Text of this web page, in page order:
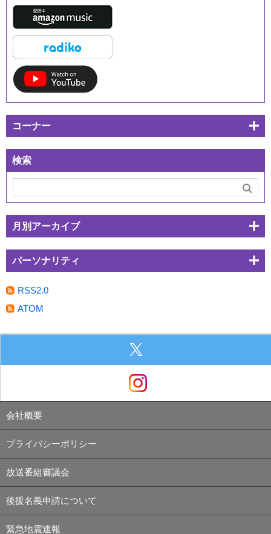
コーナー
検索
月別アーカイブ
パーソナリティ
RSS2.0
ATOM
会社概要
プライバシーポリシー
放送番組審議会
後援名義申請について
緊急地震速報